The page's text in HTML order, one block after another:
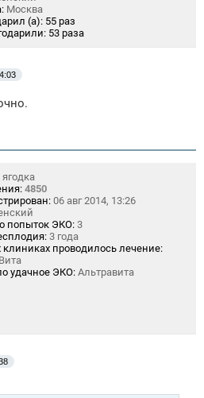
Москва
(а): 55 раз
53 раза
4850
06 авг 2014, 13:26
попыток ЭКО: 3
3 года
клиниках проводилось лечение:
удачное ЭКО: Альтравита